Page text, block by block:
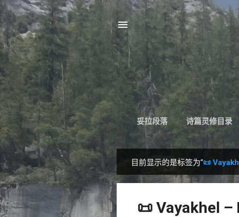
妥拉段落 诗篇灵修目录
文
目前显示的是标签为“📜
📜 Vayakhel –